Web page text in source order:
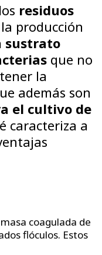
residuos
producción
sustrato
que no
la
además son
el cultivo de
caracteriza a
coagulada de
flóculos. Estos